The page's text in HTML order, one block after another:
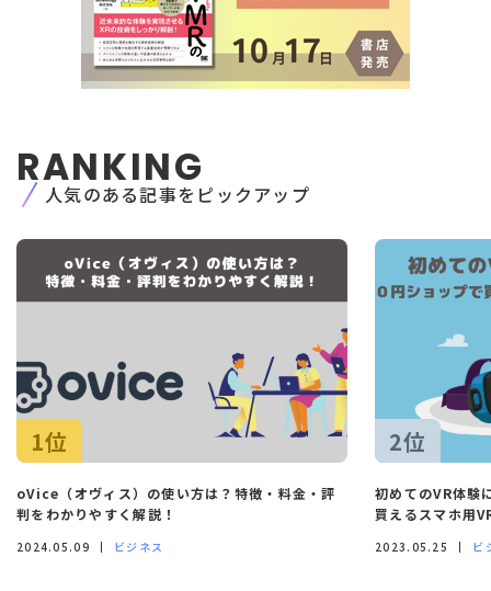
ために特に必要がある場合であって、本人の同意
を得ることが困難であるとき
・国の機関若しくは地方公共団体又はその委託を
受けた者が法令の定める事務を遂行することに対
5. 個人情報取扱いの委託
当社は、3.の利用目的の範囲内で個人情報の取扱
められる委託先を選定し、契約等において個人情
報の適正管理・機密保持などによりお客様の
個人
情報の漏洩防止に必要な事項を取決め、適切な管
お客様が当社に対してご自身の個人情報の開示等
（利用目的の通知、開示、内容の訂正・追加・削
除、利用の停止または消去、第三者への提供の停
止）に関して、
当社「個人情報に関するお問合わ
せ窓口」に申し出ることができます。その際、当
社はご本人を確認させていただいたうえで、合理
的な期間内に対応いたします。
開示等の申し出の詳細につきましては、下記の
い合わせください。
RANKING
人気のある記事をピックアップ
1位
oVice（オヴィス）の使い方は？特徴・料金・評
判をわかりやすく解説！
2024.05.09 ビジネス
2位
初めてのVR体験
買えるスマホ用
2023.05.25 ビ